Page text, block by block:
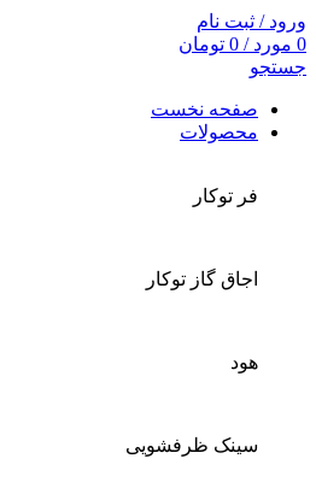
ورود / ثبت نام
0 مورد/
0 تومان
جستجو
صفحه نخست
محصولات
فر توکار
اجاق گاز توکار
هود
سینک ظرفشویی